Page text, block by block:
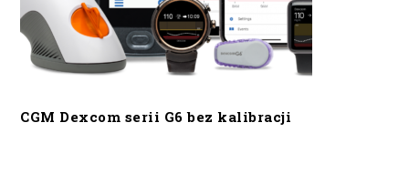
CGM Dexcom serii G6 bez kalibracji